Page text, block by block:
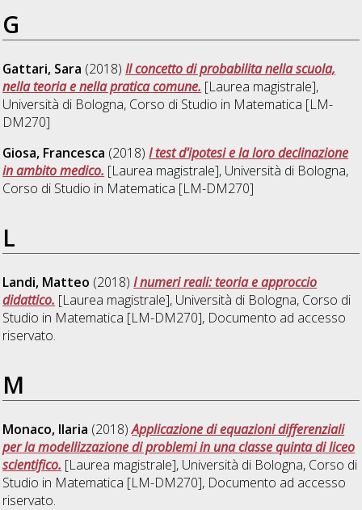
G
Gattari, Sara (2018)Il concetto di probabilita nella scuola,
nella teoria e nella pratica comune. [Laurea magistrale],
Università di Bologna, Corso di Studio in Matematica [LM-
DM270]
Giosa, Francesca (2018)I test d'ipotesi e la loro declinazione
in ambito medico. [Laurea magistrale], Università di Bologna,
Corso di Studio in Matematica [LM-DM270]
L
Landi, Matteo (2018)I numeri reali: teoria e approccio
didattico. [Laurea magistrale], Università di Bologna, Corso di
Studio in Matematica [LM-DM270], Documento ad accesso
riservato.
M
Monaco, Ilaria (2018)Applicazione di equazioni differenziali
per la modellizzazione di problemi in una classe quinta di liceo
scientifico. [Laurea magistrale], Università di Bologna, Corso di
Studio in Matematica [LM-DM270], Documento ad accesso
riservato.